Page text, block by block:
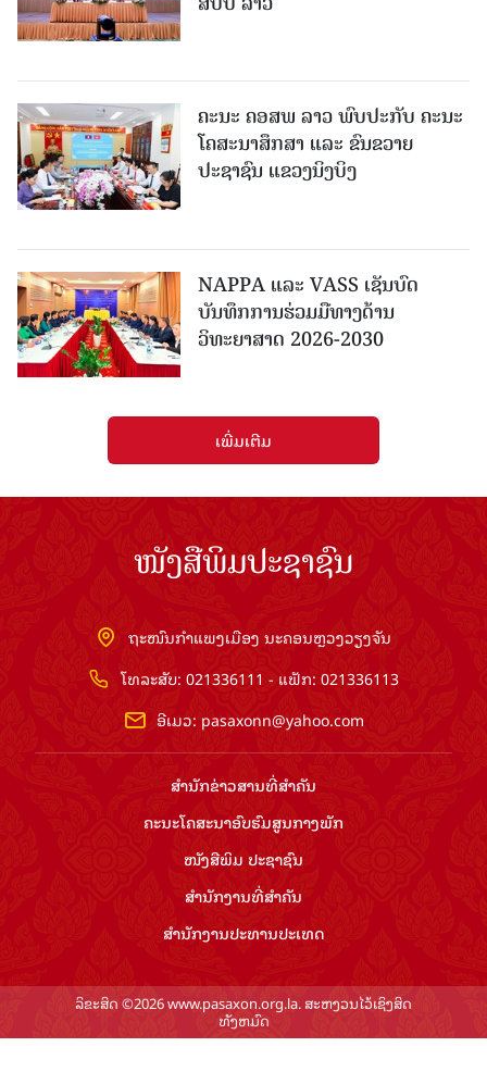
ຄະນະ ຄອສພ ລາວ ພົບປະກັບ ຄະນະ
ໂຄສະນາສຶກສາ ແລະ ຂົນຂວາຍ
ປະຊາຊົນ ແຂວງນິງບິງ
NAPPA ແລະ VASS ເຊັນບົດ
ບັນທຶກການຮ່ວມມືທາງດ້ານ
ວິທະຍາສາດ 2026-2030
ເພີ່ມເຕີມ
ໜັງສືພິມປະຊາຊົນ
ຖະໜົນກຳແພງເມືອງ ນະຄອນຫຼວງວຽງຈັນ
ໂທລະສັບ: 021336111 - ແຟັກ: 021336113
ອີເມວ: pasaxonn@yahoo.com
ສຳ​ນັກ​ຂ່າວ​ສານ​ທີ່​ສຳ​ຄັນ​
ຄະນະໂຄສະນາອົບຮົມ​ສູນ​ກາງ​ພັກ
ໜັງສືພິມ ປະ​ຊາ​ຊົນ
ສຳ​ນັກ​ງານ​ທີ່​ສຳ​ຄັນ
ສຳ​ນັກ​ງານ​ປະ​ທານ​ປະ​ເທດ
ລິຂະສິດ ©2026 www.pasaxon.org.la. ສະຫງວນໄວ້ເຊິງສິດ
ທັງຫມົດ